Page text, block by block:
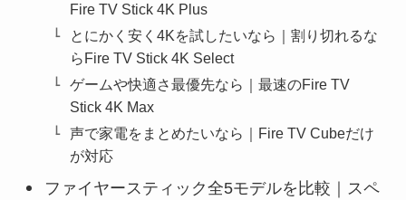
Fire TV Stick 4K Plus
とにかく安く4Kを試したいなら｜割り切れるな
らFire TV Stick 4K Select
ゲームや快適さ最優先なら｜最速のFire TV
Stick 4K Max
声で家電をまとめたいなら｜Fire TV Cubeだけ
が対応
ファイヤースティック全5モデルを比較｜スペ